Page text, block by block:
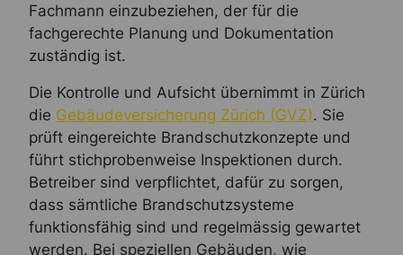
Fachmann einzubeziehen, der für die
fachgerechte Planung und Dokumentation
zuständig ist.
Die Kontrolle und Aufsicht übernimmt in Zürich
die Gebäudeversicherung Zürich (GVZ). Sie
prüft eingereichte Brandschutzkonzepte und
führt stichprobenweise Inspektionen durch.
Betreiber sind verpflichtet, dafür zu sorgen,
dass sämtliche Brandschutzsysteme
funktionsfähig sind und regelmässig gewartet
werden. Bei speziellen Gebäuden, wie